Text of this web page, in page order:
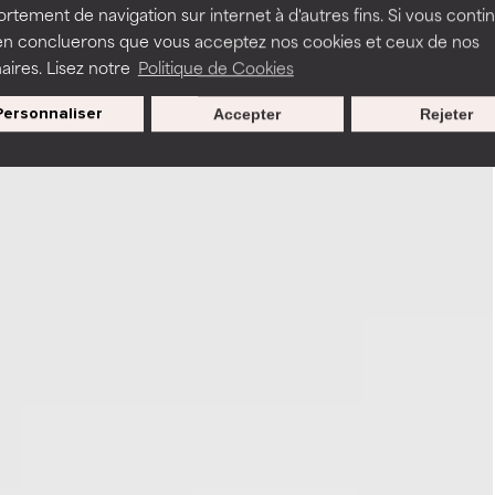
de navigation sur internet à d'autres fins. Si vous
concluerons que vous acceptez nos cookies et ceux de nos
Lisez notre Politique de Cookies
Rejeter
Accepter